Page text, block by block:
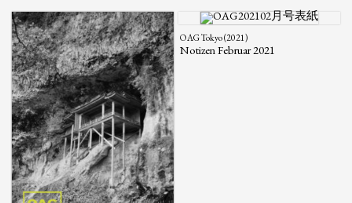
OAG Tokyo (2021)
Notizen Februar 2021